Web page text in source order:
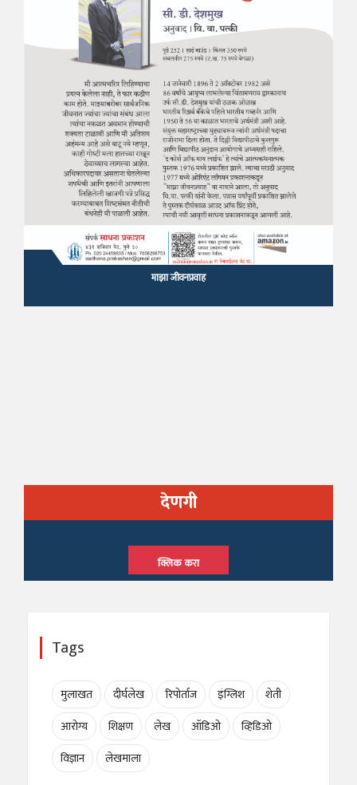
माझा जीवनप्रवाह
देणगी
क्लिक करा
Tags
मुलाखत दीर्घलेख रिपोर्ताज इंग्लिश
शेती
आरोग्य
शिक्षण लेख ऑडिओ
व्हिडिओ
विज्ञान
लेखमाला